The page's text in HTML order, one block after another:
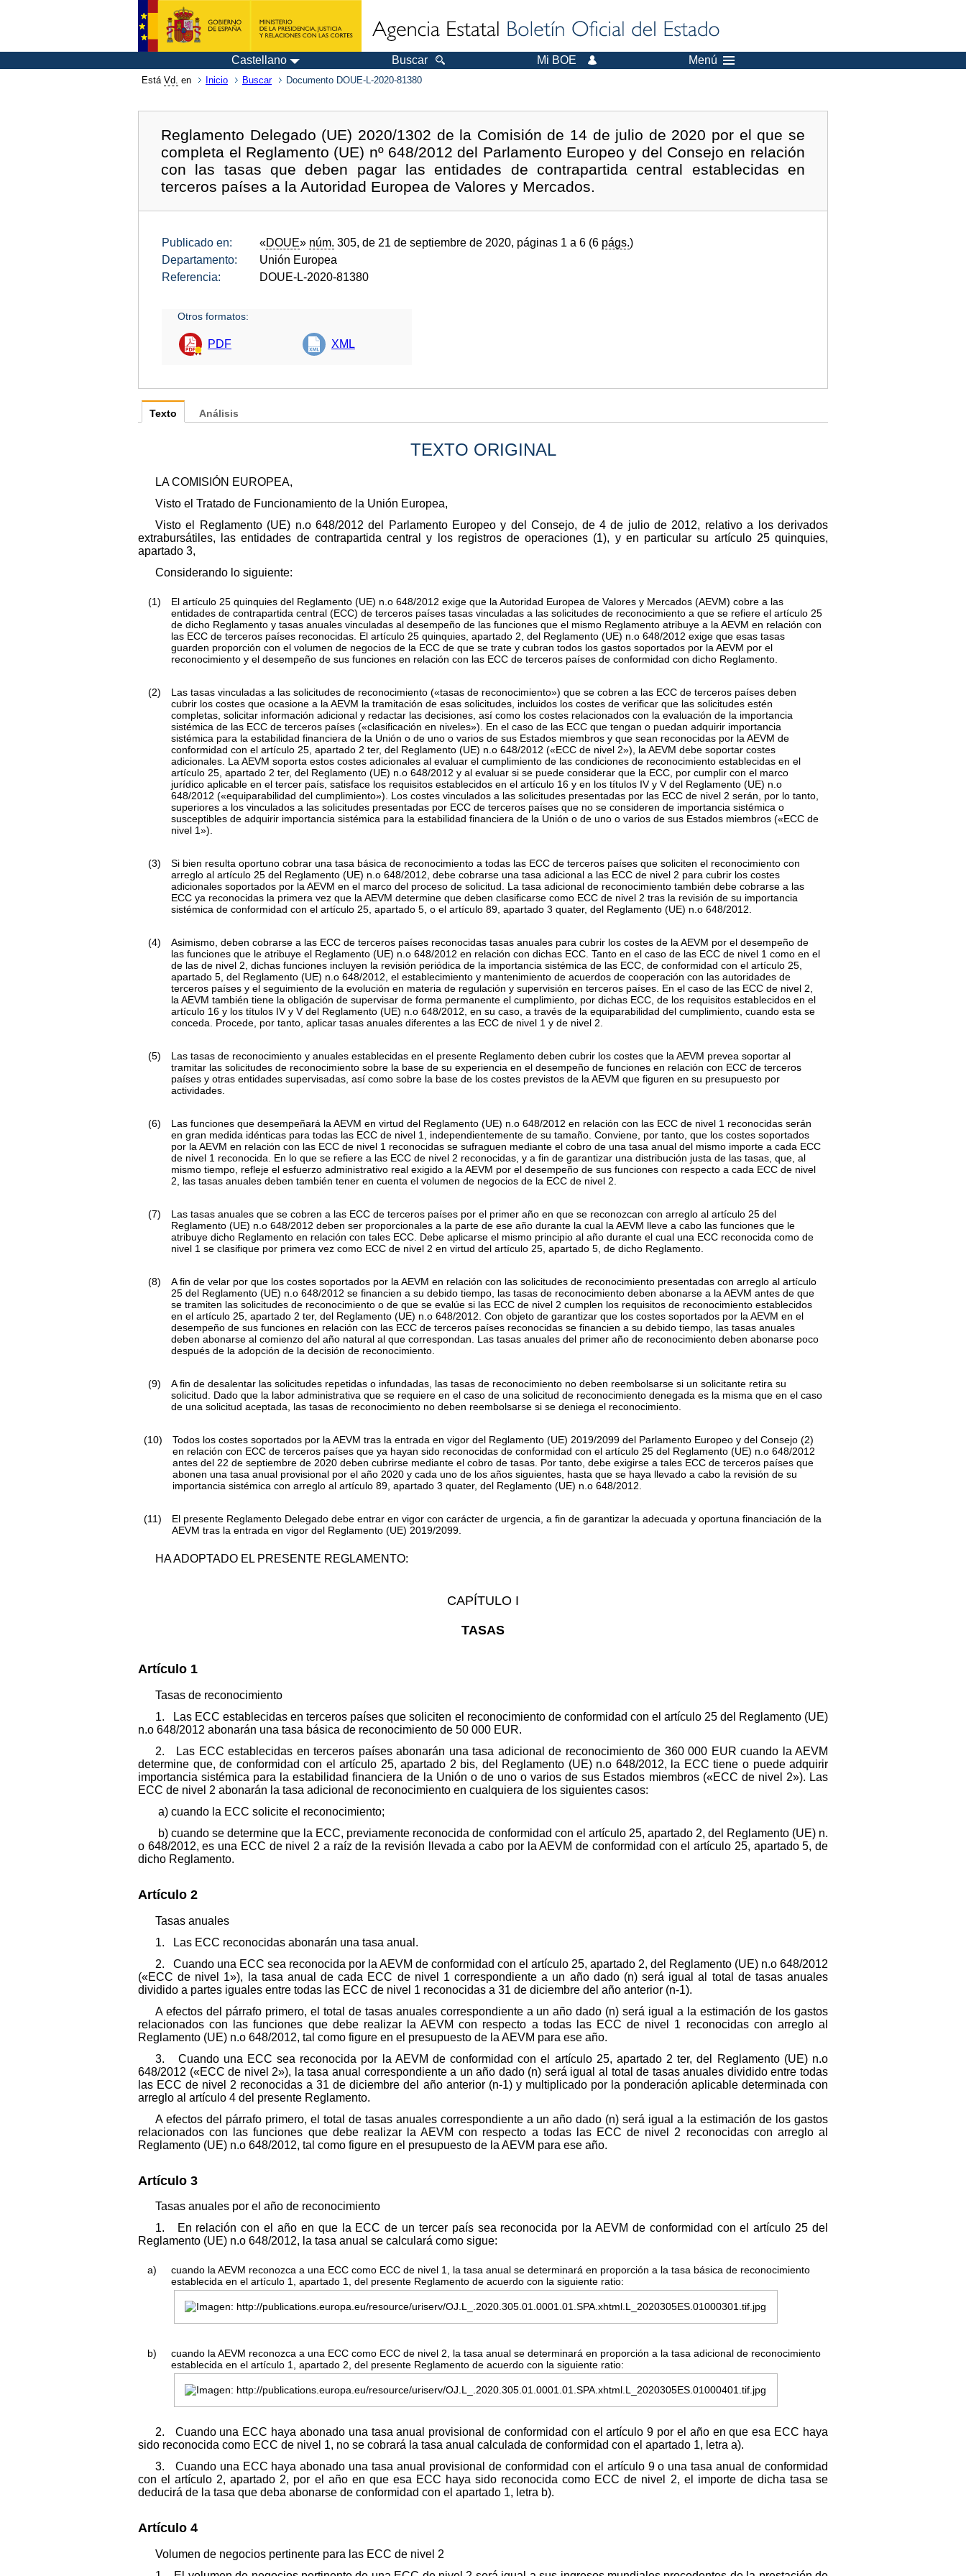
Castellano Buscar Mi BOE Menú
Está Vd. en Inicio Buscar Documento DOUE-L-2020-81380
Reglamento Delegado (UE) 2020/1302 de la Comisión de 14 de julio de 2020 por el que se
completa el Reglamento (UE) nº 648/2012 del Parlamento Europeo y del Consejo en relación
con las tasas que deben pagar las entidades de contrapartida central establecidas en
terceros países a la Autoridad Europea de Valores y Mercados.
Publicado en: «DOUE» núm. 305, de 21 de septiembre de 2020, páginas 1 a 6 (6 págs.)
Departamento:
Unión Europea
Referencia:
DOUE-L-2020-81380
Otros formatos:
PDF XML
Texto
TEXTO ORIGINAL
LA COMISIÓN EUROPEA,
Visto el Tratado de Funcionamiento de la Unión Europea,
Visto el Reglamento (UE) n.o648/2012 del Parlamento Europeo y del Consejo, de 4 de julio de 2012, relativo a los derivados
extrabursátiles, las entidades de contrapartida central y los registros de operaciones (1), y en particular su artículo 25quinquies,
apartado 3,
Considerando lo siguiente:
(1) El artículo 25quinquies del Reglamento (UE) n.o 648/2012 exige que la Autoridad Europea de Valores y Mercados (AEVM) cobre a las
entidades de contrapartida central (ECC) de terceros países tasas vinculadas a las solicitudes de reconocimiento a que se refiere el artículo 25
de dicho Reglamento y tasas anuales vinculadas al desempeño de las funciones que el mismo Reglamento atribuye a la AEVM en relación con
las ECC de terceros países reconocidas. El artículo 25quinquies , apartado 2, del Reglamento (UE) n.o 648/2012 exige que esas tasas
guarden proporción con el volumen de negocios de la ECC de que se trate y cubran todos los gastos soportados por la AEVM por el
reconocimiento y el desempeño de sus funciones en relación con las ECC de terceros países de conformidad con dicho Reglamento.
(2)
Las tasas vinculadas a las solicitudes de reconocimiento («tasas de reconocimiento») que se cobren a las ECC de terceros países deben
cubrir los costes que ocasione a la AEVM la tramitación de esas solicitudes, incluidos los costes de verificar que las solicitudes estén
completas, solicitar información adicional y redactar las decisiones, así como los costes relacionados con la evaluación de la importancia
sistémica de las ECC de terceros países («clasificación en niveles»). En el caso de las ECC que tengan o puedan adquirir importancia
sistémica para la estabilidad financiera de la Unión o de uno o varios de sus Estados miembros y que sean reconocidas por la AEVM de
conformidad con el artículo 25, apartado 2ter, del Reglamento (UE) n.o 648/2012 («ECC de nivel 2»), la AEVM debe soportar costes
adicionales. La AEVM soporta estos costes adicionales al evaluar el cumplimiento de las condiciones de reconocimiento establecidas en el
artículo 25, apartado 2ter, del Reglamento (UE) n.o 648/2012 y al evaluar si se puede considerar que la ECC, por cumplir con el marco
jurídico aplicable en el tercer país, satisface los requisitos establecidos en el artículo 16 y en los títulos IV y V del Reglamento (UE) n.o
648/2012 («equiparabilidad del cumplimiento»). Los costes vinculados a las solicitudes presentadas por las ECC de nivel 2 serán, por lo tanto,
superiores a los vinculados a las solicitudes presentadas por ECC de terceros países que no se consideren de importancia sistémica o
susceptibles de adquirir importancia sistémica para la estabilidad financiera de la Unión o de uno o varios de sus Estados miembros («ECC de
nivel 1»).
(3)
Si bien resulta oportuno cobrar una tasa básica de reconocimiento a todas las ECC de terceros países que soliciten el reconocimiento con
arreglo al artículo 25 del Reglamento (UE) n.o 648/2012, debe cobrarse una tasa adicional a las ECC de nivel 2 para cubrir los costes
adicionales soportados por la AEVM en el marco del proceso de solicitud. La tasa adicional de reconocimiento también debe cobrarse a las
ECC ya reconocidas la primera vez que la AEVM determine que deben clasificarse como ECC de nivel 2 tras la revisión de su importancia
sistémica de conformidad con el artículo 25, apartado 5, o el artículo 89, apartado 3quater, del Reglamento (UE) n.o 648/2012.
(4)
Asimismo, deben cobrarse a las ECC de terceros países reconocidas tasas anuales para cubrir los costes de la AEVM por el desempeño de
las funciones que le atribuye el Reglamento (UE) n.o 648/2012 en relación con dichas ECC. Tanto en el caso de las ECC de nivel 1 como en el
de las de nivel 2, dichas funciones incluyen la revisión periódica de la importancia sistémica de las ECC, de conformidad con el artículo 25,
apartado 5, del Reglamento (UE) n.o 648/2012, el establecimiento y mantenimiento de acuerdos de cooperación con las autoridades de
terceros países y el seguimiento de la evolución en materia de regulación y supervisión en terceros países. En el caso de las ECC de nivel 2,
la AEVM también tiene la obligación de supervisar de forma permanente el cumplimiento, por dichas ECC, de los requisitos establecidos en el
artículo 16 y los títulos IV y V del Reglamento (UE) n.o 648/2012, en su caso, a través de la equiparabilidad del cumplimiento, cuando esta se
conceda. Procede, por tanto, aplicar tasas anuales diferentes a las ECC de nivel 1 y de nivel 2.
(5)
Las tasas de reconocimiento y anuales establecidas en el presente Reglamento deben cubrir los costes que la AEVM prevea soportar al
tramitar las solicitudes de reconocimiento sobre la base de su experiencia en el desempeño de funciones en relación con ECC de terceros
países y otras entidades supervisadas, así como sobre la base de los costes previstos de la AEVM que figuren en su presupuesto por
actividades.
(6) Las funciones que desempeñará la AEVM en virtud del Reglamento (UE) n.o 648/2012 en relación con las ECC de nivel 1 reconocidas serán
en gran medida idénticas para todas las ECC de nivel 1, independientemente de su tamaño. Conviene, por tanto, que los costes soportados
por la AEVM en relación con las ECC de nivel 1 reconocidas se sufraguen mediante el cobro de una tasa anual del mismo importe a cada ECC
de nivel 1 reconocida. En lo que se refiere a las ECC de nivel 2 reconocidas, y a fin de garantizar una distribución justa de las tasas, que, al
mismo tiempo, refleje el esfuerzo administrativo real exigido a la AEVM por el desempeño de sus funciones con respecto a cada ECC de nivel
2, las tasas anuales deben también tener en cuenta el volumen de negocios de la ECC de nivel 2.
(7)
Las tasas anuales que se cobren a las ECC de terceros países por el primer año en que se reconozcan con arreglo al artículo 25 del
Reglamento (UE) n.o 648/2012 deben ser proporcionales a la parte de ese año durante la cual la AEVM lleve a cabo las funciones que le
atribuye dicho Reglamento en relación con tales ECC. Debe aplicarse el mismo principio al año durante el cual una ECC reconocida como de
nivel 1 se clasifique por primera vez como ECC de nivel 2 en virtud del artículo 25, apartado 5, de dicho Reglamento.
(8)
A fin de velar por que los costes soportados por la AEVM en relación con las solicitudes de reconocimiento presentadas con arreglo al artículo
25 del Reglamento (UE) n.o 648/2012 se financien a su debido tiempo, las tasas de reconocimiento deben abonarse a la AEVM antes de que
se tramiten las solicitudes de reconocimiento o de que se evalúe si las ECC de nivel 2 cumplen los requisitos de reconocimiento establecidos
en el artículo 25, apartado 2ter, del Reglamento (UE) n.o 648/2012. Con objeto de garantizar que los costes soportados por la AEVM en el
desempeño de sus funciones en relación con las ECC de terceros países reconocidas se financien a su debido tiempo, las tasas anuales
deben abonarse al comienzo del año natural al que correspondan. Las tasas anuales del primer año de reconocimiento deben abonarse poco
después de la adopción de la decisión de reconocimiento.
(9)
A fin de desalentar las solicitudes repetidas o infundadas, las tasas de reconocimiento no deben reembolsarse si un solicitante retira su
solicitud. Dado que la labor administrativa que se requiere en el caso de una solicitud de reconocimiento denegada es la misma que en el caso
de una solicitud aceptada, las tasas de reconocimiento no deben reembolsarse si se deniega el reconocimiento.
(10) Todos los costes soportados por la AEVM tras la entrada en vigor del Reglamento (UE) 2019/2099 del Parlamento Europeo y del Consejo(2)
en relación con ECC de terceros países que ya hayan sido reconocidas de conformidad con el artículo 25 del Reglamento (UE) n.o 648/2012
antes del 22 de septiembre de 2020 deben cubrirse mediante el cobro de tasas. Por tanto, debe exigirse a tales ECC de terceros países que
abonen una tasa anual provisional por el año 2020 y cada uno de los años siguientes, hasta que se haya llevado a cabo la revisión de su
importancia sistémica con arreglo al artículo 89, apartado 3quater, del Reglamento (UE) n.o 648/2012.
(11)
El presente Reglamento Delegado debe entrar en vigor con carácter de urgencia, a fin de garantizar la adecuada y oportuna financiación de la
AEVM tras la entrada en vigor del Reglamento (UE) 2019/2099.
HA ADOPTADO EL PRESENTE REGLAMENTO:
CAPÍTULO I
TASAS
Artículo 1
Tasas de reconocimiento
1. Las ECC establecidas en terceros países que soliciten el reconocimiento de conformidad con el artículo 25 del Reglamento (UE)
n.o 648/2012 abonarán una tasa básica de reconocimiento de 50 000 EUR.
2. Las ECC establecidas en terceros países abonarán una tasa adicional de reconocimiento de 360 000 EUR cuando la AEVM
determine que, de conformidad con el artículo 25, apartado 2 bis, del Reglamento (UE) n.o 648/2012, la ECC tiene o puede adquirir
importancia sistémica para la estabilidad financiera de la Unión o de uno o varios de sus Estados miembros («ECC de nivel 2»). Las
ECC de nivel 2 abonarán la tasa adicional de reconocimiento en cualquiera de los siguientes casos:
a) cuando la ECC solicite el reconocimiento;
b) cuando se determine que la ECC, previamente reconocida de conformidad con el artículo 25, apartado 2, del Reglamento (UE) n.
o 648/2012, es una ECC de nivel 2 a raíz de la revisión llevada a cabo por la AEVM de conformidad con el artículo 25, apartado 5, de
dicho Reglamento.
Artículo 2
Tasas anuales
1. Las ECC reconocidas abonarán una tasa anual.
2. Cuando una ECC sea reconocida por la AEVM de conformidad con el artículo 25, apartado 2, del Reglamento (UE) n.o 648/2012
(«ECC de nivel 1»), la tasa anual de cada ECC de nivel 1 correspondiente a un año dado (n) será igual al total de tasas anuales
dividido a partes iguales entre todas las ECC de nivel 1 reconocidas a 31 de diciembre del año anterior (n-1).
A efectos del párrafo primero, el total de tasas anuales correspondiente a un año dado (n) será igual a la estimación de los gastos
relacionados con las funciones que debe realizar la AEVM con respecto a todas las ECC de nivel 1 reconocidas con arreglo al
Reglamento (UE) n.o 648/2012, tal como figure en el presupuesto de la AEVM para ese año.
3. Cuando una ECC sea reconocida por la AEVM de conformidad con el artículo 25, apartado 2ter, del Reglamento (UE) n.o
648/2012 («ECC de nivel 2»), la tasa anual correspondiente a un año dado (n) será igual al total de tasas anuales dividido entre todas
las ECC de nivel 2 reconocidas a 31 de diciembre del año anterior (n-1) y multiplicado por la ponderación aplicable determinada con
arreglo al artículo 4 del presente Reglamento.
A efectos del párrafo primero, el total de tasas anuales correspondiente a un año dado (n) será igual a la estimación de los gastos
relacionados con las funciones que debe realizar la AEVM con respecto a todas las ECC de nivel 2 reconocidas con arreglo al
Reglamento (UE) n.o 648/2012, tal como figure en el presupuesto de la AEVM para ese año.
Artículo 3
Tasas anuales por el año de reconocimiento
1. En relación con el año en que la ECC de un tercer país sea reconocida por la AEVM de conformidad con el artículo 25 del
Reglamento (UE) n.o 648/2012, la tasa anual se calculará como sigue:
a)
cuando la AEVM reconozca a una ECC como ECC de nivel 1, la tasa anual se determinará en proporción a la tasa básica de reconocimiento
establecida en el artículo 1, apartado 1, del presente Reglamento de acuerdo con la siguiente ratio:
b)
cuando la AEVM reconozca a una ECC como ECC de nivel 2, la tasa anual se determinará en proporción a la tasa adicional de reconocimiento
establecida en el artículo 1, apartado 2, del presente Reglamento de acuerdo con la siguiente ratio:
2. Cuando una ECC haya abonado una tasa anual provisional de conformidad con el artículo 9 por el año en que esa ECC haya
sido reconocida como ECC de nivel 1, no se cobrará la tasa anual calculada de conformidad con el apartado 1, letra a).
3. Cuando una ECC haya abonado una tasa anual provisional de conformidad con el artículo 9 o una tasa anual de conformidad
con el artículo 2, apartado 2, por el año en que esa ECC haya sido reconocida como ECC de nivel 2, el importe de dicha tasa se
deducirá de la tasa que deba abonarse de conformidad con el apartado 1, letra b).
Artículo 4
Volumen de negocios pertinente para las ECC de nivel 2
Análisis